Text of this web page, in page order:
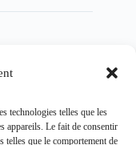
technologies telles que les
appareils. Le fait de consentir
telles que le comportement de
SAS